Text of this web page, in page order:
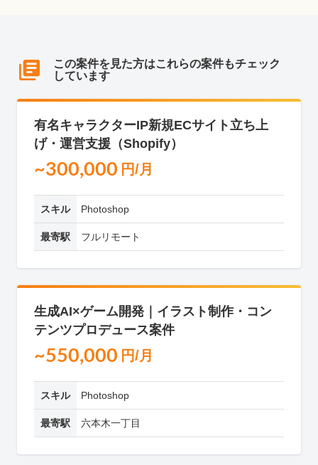
この案件を見た方はこれらの案件もチェック
しています
有名キャラクターIP新規ECサイト立ち上
げ・運営支援（Shopify）
~300,000 円/月
スキル Photoshop
最寄駅 フルリモート
生成AI×ゲーム開発｜イラスト制作・コン
テンツプロデュース案件
~550,000 円/月
スキル Photoshop
最寄駅 六本木一丁目